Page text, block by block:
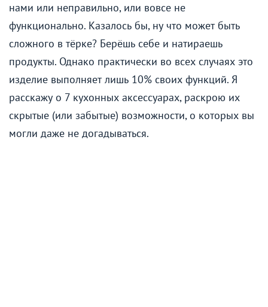
нами или неправильно, или вовсе не
функционально. Казалось бы, ну что может быть
сложного в тёрке? Берёшь себе и натираешь
продукты. Однако практически во всех случаях это
изделие выполняет лишь 10% своих функций. Я
расскажу о 7 кухонных аксессуарах, раскрою их
скрытые (или забытые) возможности, о которых вы
могли даже не догадываться.